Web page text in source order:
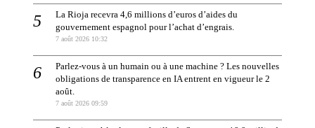
La Rioja recevra 4,6 millions d’euros d’aides du
gouvernement espagnol pour l’achat d’engrais.
7 août 2026 10:32
Parlez-vous à un humain ou à une machine ? Les nouvelles
obligations de transparence en IA entrent en vigueur le 2
août.
7 août 2026 09:59